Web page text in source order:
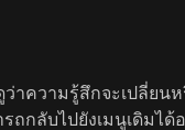
da
าความรู้สึกจะเปลี่ยน
กลับไปยังเมนูเดิมได้